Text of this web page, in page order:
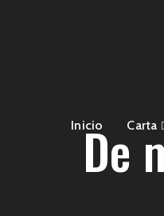
Inicio Carta
De